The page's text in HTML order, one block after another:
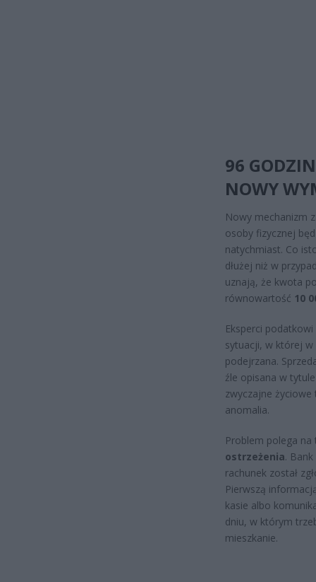
96
NOWY
Nowy mechanizm
osoby fizycznej
natychmiast. Co
dłużej niż w
uznają, że kwota
równowartość 10
Eksperci
sytuacji, w której
podejrzana.
źle opisana w
zwyczajne
anomalia.
Problem polega
ostrzeżenia.
rachunek został
Pierwszą
kasie albo
dniu, w którym
mieszkanie.